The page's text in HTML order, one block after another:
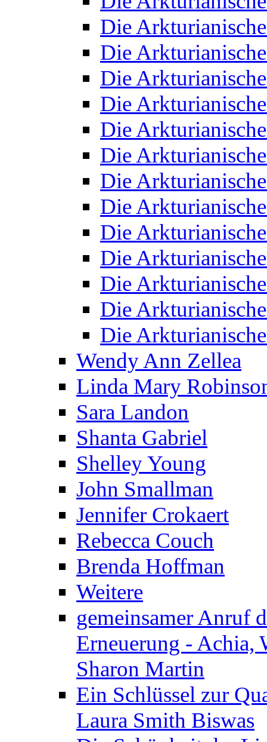
Die
Die
Die
Die
Die
Die
Die
Die
Die
Die
Die
Die
Die
Wendy Ann Zellea
Linda Mary
Sara Landon
Shanta Gabriel
Shelley Young
John Smallman
Jennifer Crokaert
Rebecca Couch
Brenda Hoffman
Weitere
gemeinsamer Anruf
Erneuerung - Achia,
Sharon Martin
Ein Schlüssel zur
Laura Smith Biswas